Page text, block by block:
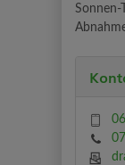
Sonnen-